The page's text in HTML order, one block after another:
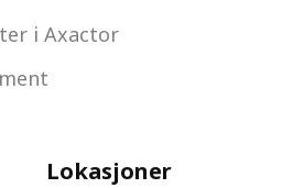
i Axactor
Lokasjoner